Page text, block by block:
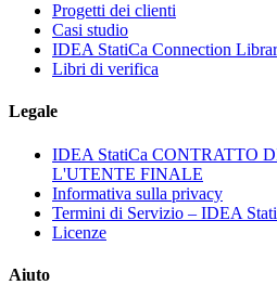
Progetti dei clienti
Casi studio
IDEA StatiCa Connection
Libri di verifica
Legale
IDEA StatiCa CONTRATTO
L'UTENTE FINALE
Informativa sulla privacy
Termini di Servizio – IDEA
Licenze
Aiuto